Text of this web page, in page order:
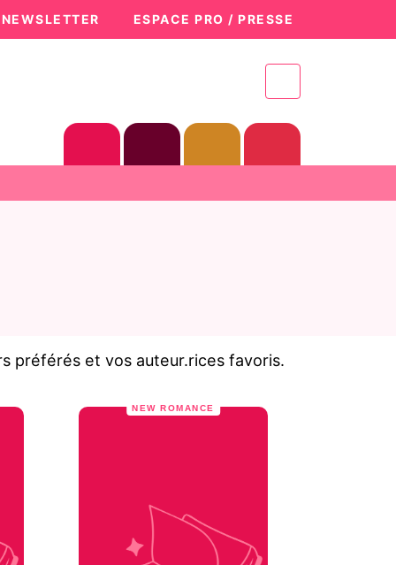
ESPACE PRO / PRESSE
préférés et vos auteur.rices favoris.
NEW ROMANCE